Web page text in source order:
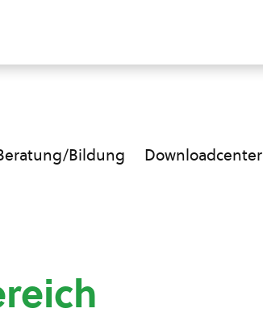
Bildung Downloadcenter